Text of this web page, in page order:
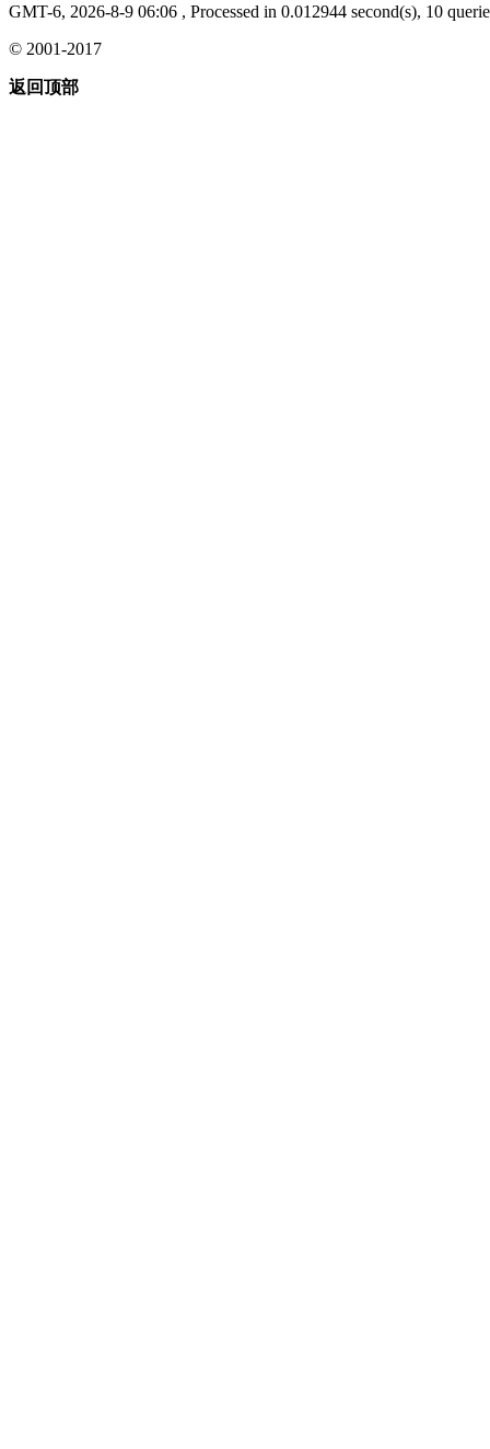
GMT-6, 2026-8-9 06:06 , Processed in 0.012944 second(s), 10
© 2001-2017
返回顶部